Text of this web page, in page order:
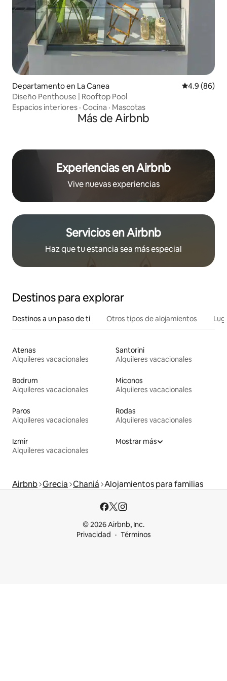
Departamento en La Canea Calificación
4.9 (86)
Diseño Penthouse | Rooftop Pool
Espacios interiores · Cocina · Mascotas
Más de Airbnb
Experiencias en Airbnb
Vive nuevas experiencias
Servicios en Airbnb
Haz que tu estancia sea más especial
Destinos para explorar
Destinos a un paso de ti Otros tipos de alojamientos
Atenas
Alquileres vacacionales
Santorini
Alquileres vacacionales
Bodrum
Alquileres vacacionales
Miconos
Alquileres vacacionales
Paros
Alquileres vacacionales
Rodas
Alquileres vacacionales
Izmir
Alquileres vacacionales
Mostrar más
Airbnb Grecia Chaniá Alojamientos para familias
© 2026 Airbnb, Inc.
Privacidad
Términos